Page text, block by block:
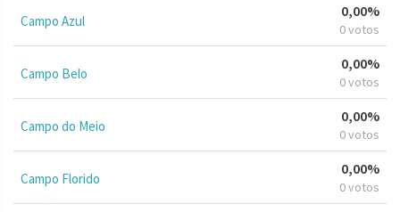
Campo Azul
0,00%
0 votos
Campo Belo
0,00%
0 votos
Campo do Meio
0,00%
0 votos
Campo Florido
0,00%
0 votos